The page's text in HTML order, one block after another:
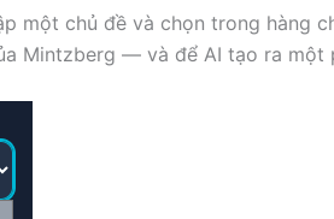
một chủ đề và chọn trong hàng
Mintzberg — và để AI tạo ra một